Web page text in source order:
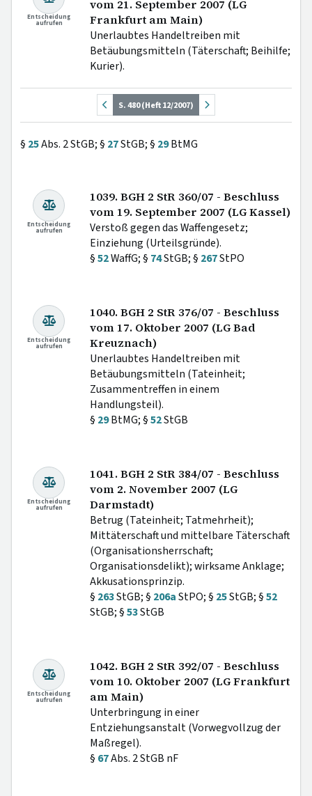
Entscheidung
aufrufen
vom 21. September 2007 (LG
Frankfurt am Main)
Unerlaubtes Handeltreiben mit
Betäubungsmitteln (Täterschaft; Beihilfe;
Kurier).
S. 480 (Heft 12/2007)
§ 25Abs. 2 StGB; § 27StGB; § 29BtMG
Entscheidung
aufrufen
1039. BGH 2 StR 360/07 - Beschluss
vom 19. September 2007 (LG Kassel)
Verstoß gegen das Waffengesetz;
Einziehung (Urteilsgründe).
§52WaffG; § 74StGB; § 267StPO
Entscheidung
aufrufen
1040. BGH 2 StR 376/07 - Beschluss
vom 17. Oktober 2007 (LG Bad
Kreuznach)
Unerlaubtes Handeltreiben mit
Betäubungsmitteln (Tateinheit;
Zusammentreffen in einem
Handlungsteil).
§ 29BtMG; §52StGB
Entscheidung
aufrufen
1041. BGH 2 StR 384/07 - Beschluss
vom 2. November 2007 (LG
Darmstadt)
Betrug (Tateinheit; Tatmehrheit);
Mittäterschaft und mittelbare Täterschaft
(Organisationsherrschaft;
Organisationsdelikt); wirksame Anklage;
Akkusationsprinzip.
§ 263StGB; § 206aStPO; § 25StGB; §52
StGB; §53StGB
Entscheidung
aufrufen
1042. BGH 2 StR 392/07 - Beschluss
vom 10. Oktober 2007 (LG Frankfurt
am Main)
Unterbringung in einer
Entziehungsanstalt (Vorwegvollzug der
Maßregel).
§ 67Abs. 2 StGB nF